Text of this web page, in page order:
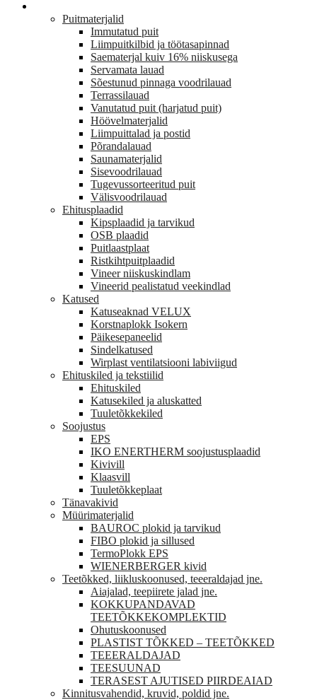
Puitmaterjalid
Immutatud puit
Liimpuitkilbid ja töötasapinnad
Saematerjal kuiv 16% niiskusega
Servamata lauad
Sõestunud pinnaga voodrilauad
Terrassilauad
Vanutatud puit (harjatud puit)
Höövelmaterjalid
Liimpuittalad ja postid
Põrandalauad
Saunamaterjalid
Sisevoodrilauad
Tugevussorteeritud puit
Välisvoodrilauad
Ehitusplaadid
Kipsplaadid ja tarvikud
OSB plaadid
Puitlaastplaat
Ristkihtpuitplaadid
Vineer niiskuskindlam
Vineerid pealistatud veekindlad
Katused
Katuseaknad VELUX
Korstnaplokk Isokern
Päikesepaneelid
Sindelkatused
Wirplast ventilatsiooni labiviigud
Ehituskiled ja tekstiilid
Ehituskiled
Katusekiled ja aluskatted
Tuuletõkkekiled
Soojustus
EPS
IKO ENERTHERM soojustusplaadid
Kivivill
Klaasvill
Tuuletõkkeplaat
Tänavakivid
Müürimaterjalid
BAUROC plokid ja tarvikud
FIBO plokid ja sillused
TermoPlokk EPS
WIENERBERGER kivid
Teetõkked, liikluskoonused, teeeraldajad jne.
Aiajalad, teepiirete jalad jne.
KOKKUPANDAVAD
TEETÕKKEKOMPLEKTID
Ohutuskoonused
PLASTIST TÕKKED – TEETÕKKED
TEEERALDAJAD
TEESUUNAD
TERASEST AJUTISED PIIRDEAIAD
Kinnitusvahendid, kruvid, poldid jne.